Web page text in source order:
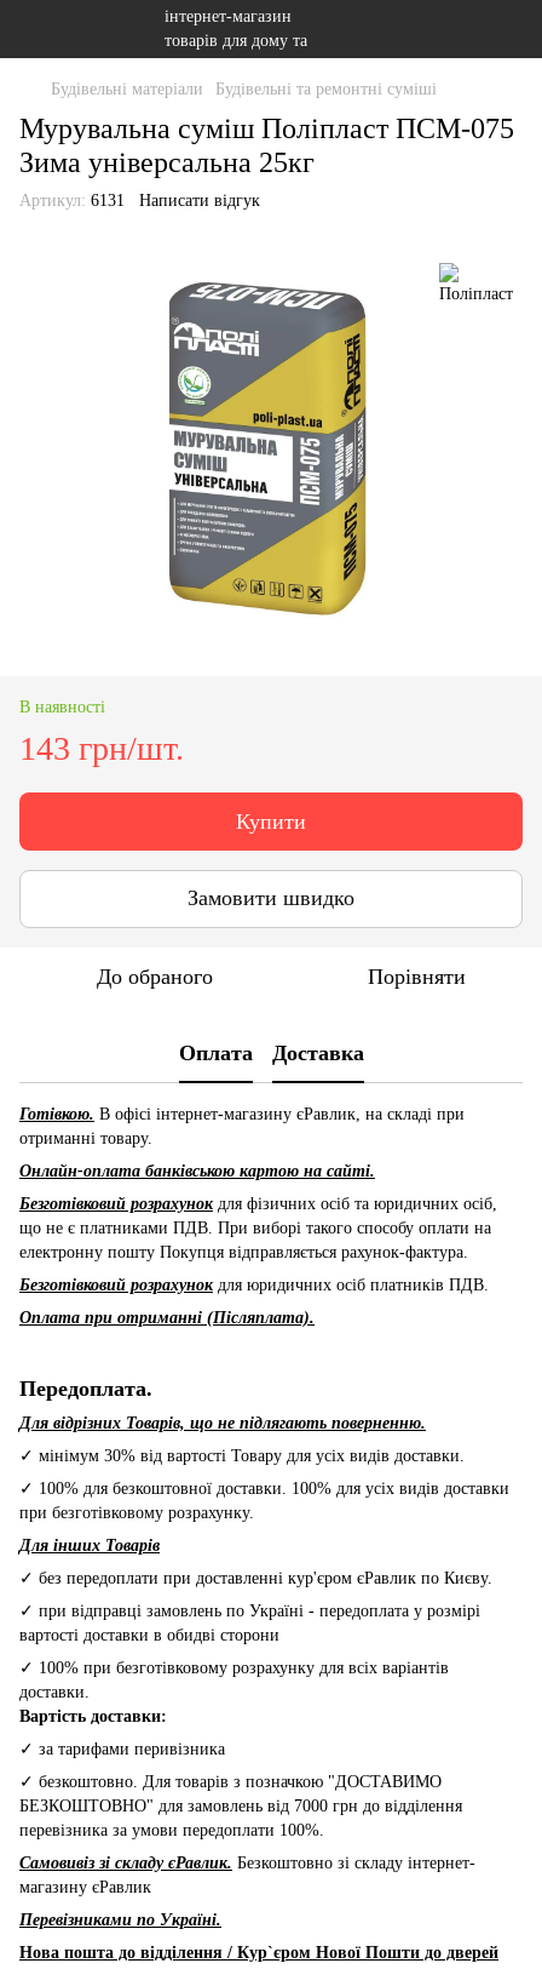
Будівельні матеріали Будівельні та ремонтні суміші
Мурувальна суміш Поліпласт ПСМ-075
Зима універсальна 25кг
Артикул: 6131 Написати відгук
В наявності
143 грн/шт.
Купити
Замовити швидко
До обраного Порівняти
Оплата Доставка
Готівкою. В офісі інтернет-магазину єРавлик, на складі при
отриманні товару.
Онлайн-оплата банківською картою на сайті.
Безготівковий розрахунокдля фізичних осіб та юридичних осіб,
що не є платниками ПДВ. При виборі такого способу оплати на
електронну пошту Покупця відправляється рахунок-фактура.
Безготівковий розрахунокдля юридичних осіб платників ПДВ.
Оплата при отриманні (Післяплата).
Передоплата.
Для відрізних Товарів, що не підлягають поверненню.
✓ мінімум 30% від вартості Товару для усіх видів доставки.
✓ 100% для безкоштовної доставки. 100% для усіх видів доставки
при безготівковому розрахунку.
Для інших Товарів
✓ без передоплати при доставленні кур'єром єРавлик по Києву.
✓ при відправці замовлень по Україні - передоплата у розмірі
вартості доставки в обидві сторони
✓ 100% при безготівковому розрахунку для всіх варіантів
доставки.
Вартість доставки:
✓ за тарифами перивізника
✓ безкоштовно. Для товарів з позначкою "ДОСТАВИМО
БЕЗКОШТОВНО" для замовлень від 7000 грн до відділення
перевізника за умови передоплати 100%.
Самовивіз зі складу єРавлик. Безкоштовно зі складу інтернет-
магазину єРавлик
Перевізниками по Україні.
Нова пошта до відділення / Кур`єром Нової Пошти до дверей